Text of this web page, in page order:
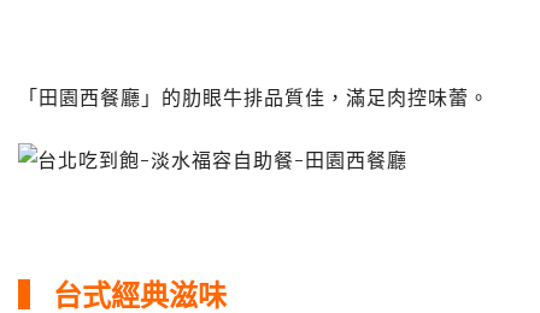
「田園西餐廳」的肋眼牛排品質佳，滿足肉控味蕾。
▍ 台式經典滋味